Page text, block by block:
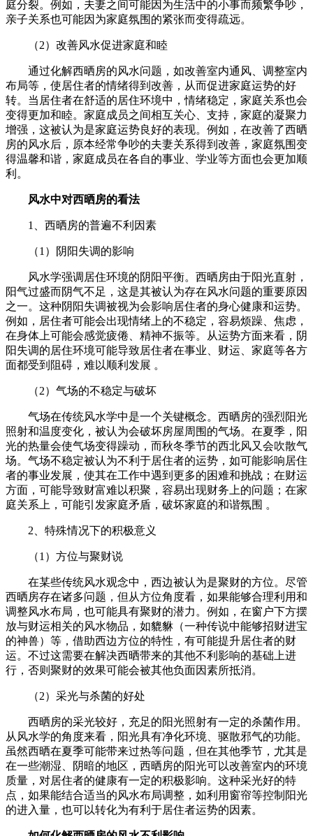
庭分裂。例如，夫妻之间可能因为生活中的小事而频繁争吵，
亲子关系也可能因为家庭氛围的紧张而变得疏远。
（2）改善风水促进家庭和睦
通过化解西晒房的风水问题，如改善室内通风、调整室内
布局等，使居住者的情绪得到改善，从而促进家庭运势的好
转。当居住者在舒适的居住环境中，情绪稳定，家庭关系也会
变得更加和睦。家庭成员之间相互关心、支持，家庭的凝聚力
增强，这被认为是家庭运势良好的表现。例如，在改善了西晒
房的风水后，原本经常争吵的夫妻关系得到改善，家庭氛围变
得温馨和谐，家庭成员在各自的事业、学业等方面也会更加顺
利。
风水中对西晒房的看法
1、西晒房的普遍不利因素
（1）阴阳失调的影响
风水学强调居住环境的阴阳平衡。西晒房由于阳光直射，
阳气过盛而阴气不足，这是其被认为存在风水问题的重要原因
之一。这种阴阳失调被视为会影响居住者的身心健康和运势。
例如，居住者可能会出现情绪上的不稳定，容易烦躁、焦虑，
在身体上可能会感觉疲倦、精神不振等。从运势方面来看，阴
阳失调的居住环境可能导致居住者在事业、财运、家庭等各方
面都受到阻碍，难以顺利发展 。
（2）气场的不稳定与破坏
气场在传统风水学中是一个关键概念。西晒房的强烈阳光
照射和温度变化，被认为会破坏房屋周围的气场。在夏季，阳
光的热量会使气场变得躁动，而秋冬季节的西北风又会吹散气
场。气场不稳定被认为不利于居住者的运势，如可能影响居住
者的事业发展，使其在工作中遇到更多的困难和挑战；在财运
方面，可能导致财富难以积聚，容易出现财务上的问题；在家
庭关系上，可能引发家庭矛盾，破坏家庭的和谐氛围 。
2、特殊情况下的积极意义
（1）方位与聚财说
在某些传统风水观念中，西边被认为是聚财的方位。尽管
西晒房存在诸多问题，但从方位角度看，如果能够合理利用和
调整风水布局，也可能具有聚财的潜力。例如，在窗户下方摆
放与财运相关的风水物品，如貔貅（一种传说中能够招财进宝
的神兽）等，借助西边方位的特性，有可能提升居住者的财
运。不过这需要在解决西晒带来的其他不利影响的基础上进
行，否则聚财的效果可能会被其他负面因素所抵消。
（2）采光与杀菌的好处
西晒房的采光较好，充足的阳光照射有一定的杀菌作用。
从风水学的角度来看，阳光具有净化环境、驱散邪气的功能。
虽然西晒在夏季可能带来过热等问题，但在其他季节，尤其是
在一些潮湿、阴暗的地区，西晒房的阳光可以改善室内的环境
质量，对居住者的健康有一定的积极影响。这种采光好的特
点，如果能结合适当的风水布局调整，如利用窗帘等控制阳光
的进入量，也可以转化为有利于居住者运势的因素。